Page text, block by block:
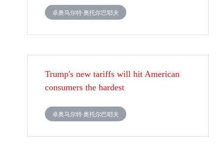
卓奥马尔特·奥托尔巴耶夫
Trump's new tariffs will hit American
consumers the hardest
卓奥马尔特·奥托尔巴耶夫